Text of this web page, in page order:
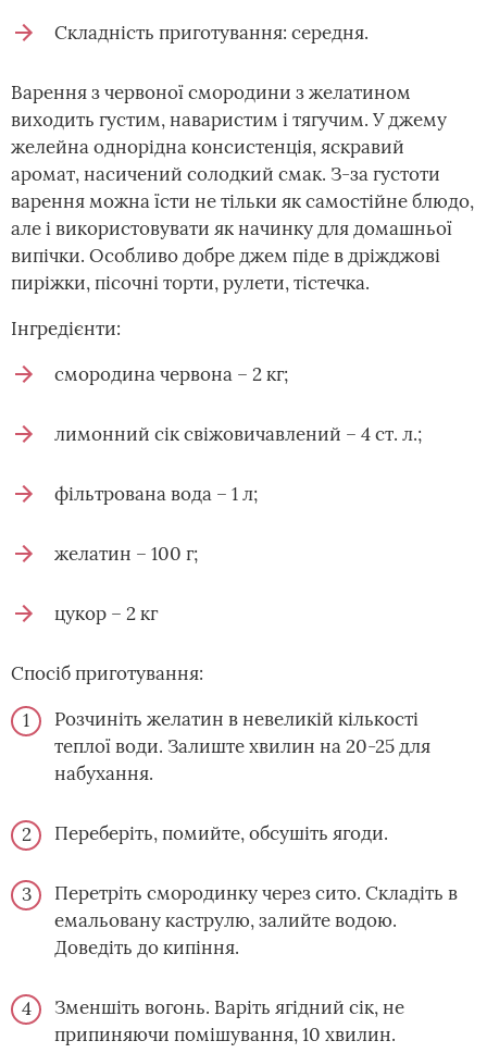
Складність приготування: середня.
Варення з червоної смородини з желатином
виходить густим, наваристим і тягучим. У джему
желейна однорідна консистенція, яскравий
аромат, насичений солодкий смак. З-за густоти
варення можна їсти не тільки як самостійне блюдо,
але і використовувати як начинку для домашньої
випічки. Особливо добре джем піде в дріжджові
пиріжки, пісочні торти, рулети, тістечка.
Інгредієнти:
смородина червона – 2 кг;
лимонний сік свіжовичавлений – 4 ст. л.;
фільтрована вода – 1 л;
желатин – 100 г;
цукор – 2 кг
Спосіб приготування:
Розчиніть желатин в невеликій кількості
теплої води. Залиште хвилин на 20-25 для
набухання.
Переберіть, помийте, обсушіть ягоди.
Перетріть смородинку через сито. Складіть в
емальовану каструлю, залийте водою.
Доведіть до кипіння.
Зменшіть вогонь. Варіть ягідний сік, не
припиняючи помішування, 10 хвилин.